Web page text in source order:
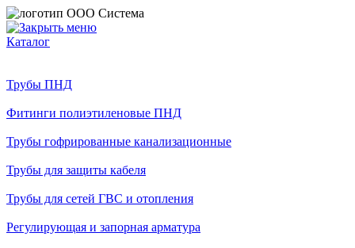
Каталог
Трубы ПНД
Фитинги полиэтиленовые ПНД
Трубы гофрированные канализационные
Трубы для защиты кабеля
Трубы для сетей ГВС и отопления
Регулирующая и запорная арматура